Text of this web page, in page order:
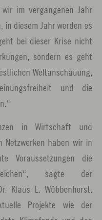
im vergangenen Jahr
in diesem Jahr werden es
bei dieser Krise nicht
sondern es geht
Weltanschauung,
und die
in Wirtschaft und
Netzwerken haben wir in
Voraussetzungen die
sagte der
Klaus L. Wübbenhorst.
Projekte wie der